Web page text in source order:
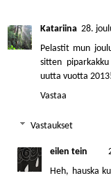
Katariina 28.
Pelastit mun
sitten
uutta vuotta 2013!
Vastaa
Vastaukset
eilen tein
Heh, hauska